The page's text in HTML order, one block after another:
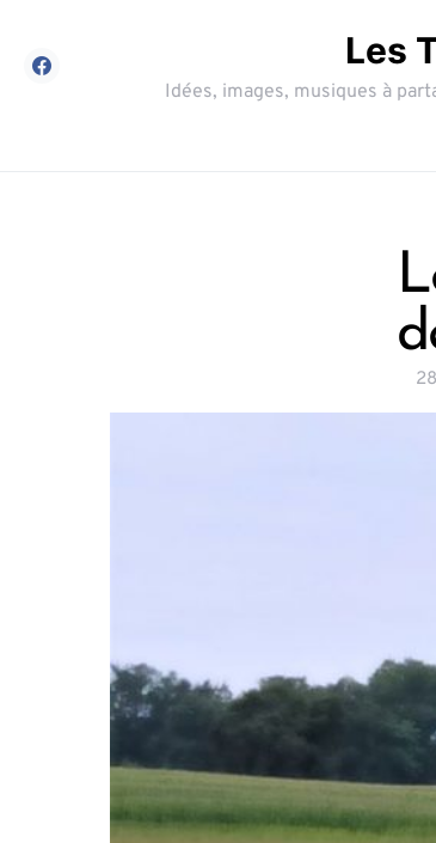
Les
Idées, images, musiques à